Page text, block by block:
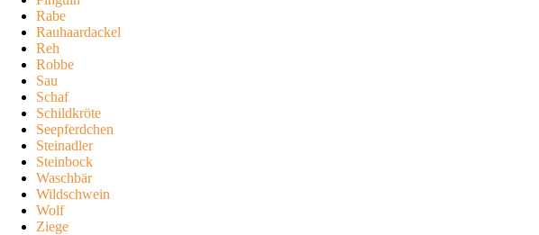
Rabe
Rauhaardackel
Reh
Robbe
Sau
Schaf
Schildkröte
Seepferdchen
Steinadler
Steinbock
Waschbär
Wildschwein
Wolf
Ziege